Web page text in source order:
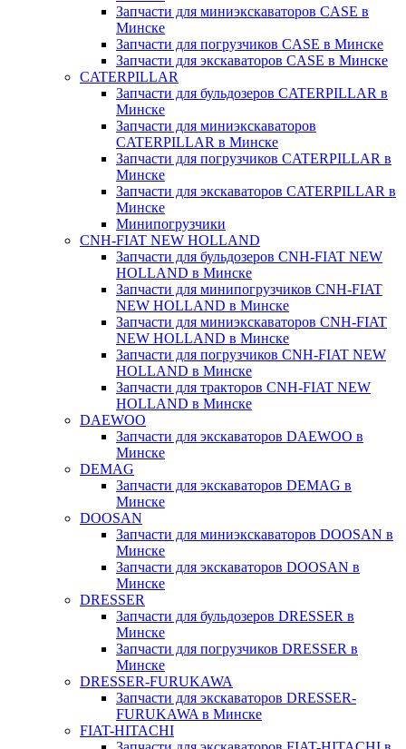
Запчасти для миниэкскаваторов CASE в
Минске
Запчасти для погрузчиков CASE в Минске
Запчасти для экскаваторов CASE в Минске
CATERPILLAR
Запчасти для бульдозеров CATERPILLAR в
Минске
Запчасти для миниэкскаваторов
CATERPILLAR в Минске
Запчасти для погрузчиков CATERPILLAR в
Минске
Запчасти для экскаваторов CATERPILLAR в
Минскe
Минипогрузчики
CNH-FIAT NEW HOLLAND
Запчасти для бульдозеров CNH-FIAT NEW
HOLLAND в Минске
Запчасти для минипогрузчиков CNH-FIAT
NEW HOLLAND в Минске
Запчасти для миниэкскаваторов CNH-FIAT
NEW HOLLAND в Минске
Запчасти для погрузчиков CNH-FIAT NEW
HOLLAND в Минске
Запчасти для тракторов CNH-FIAT NEW
HOLLAND в Минске
DAEWOO
Запчасти для экскаваторов DAEWOO в
Минске
DEMAG
Запчасти для экскаваторов DEMAG в
Минске
DOOSAN
Запчасти для миниэкскаваторов DOOSAN в
Минске
Запчасти для экскаваторов DOOSAN в
Минске
DRESSER
Запчасти для бульдозеров DRESSER в
Минске
Запчасти для погрузчиков DRESSER в
Минске
DRESSER-FURUKAWA
Запчасти для экскаваторов DRESSER-
FURUKAWA в Минске
FIAT-HITACHI